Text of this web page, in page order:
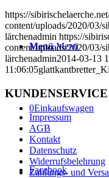
Menü Menü
0Einkaufswagen
Facebook
https://
content/uploads/2020/03/
lärchenadmin https://
content/uploads/2020/03/
lärchenadmin2014-03-13
11:06:05
KUNDENSERVICE
Impressum
AGB
Kontakt
Datenschutz
Widerrufsbelehrung
Zahlungs- und